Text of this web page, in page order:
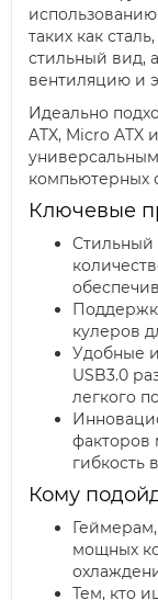
таких как
стильный вид,
вентиляцию и
Идеально
ATX, Micro ATX
компьютерных
Ключевые
кулеров
Удобные
USB3.0
легкого
факторов
гибкость
Кому
мощных
Тем, кто